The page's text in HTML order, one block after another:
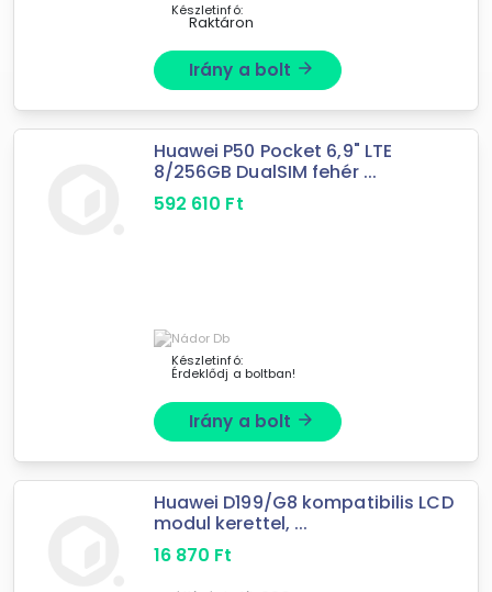
Készletinfó:
Raktáron
Irány a bolt arrow_forward
Huawei P50 Pocket 6,9" LTE
8/256GB DualSIM fehér ...
592 610 Ft
Készletinfó:
Érdeklődj a boltban!
Irány a bolt arrow_forward
Huawei D199/G8 kompatibilis LCD
modul kerettel, ...
16 870 Ft